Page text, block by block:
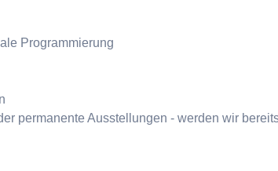
Programmierung
permanente Ausstellungen - werden wir